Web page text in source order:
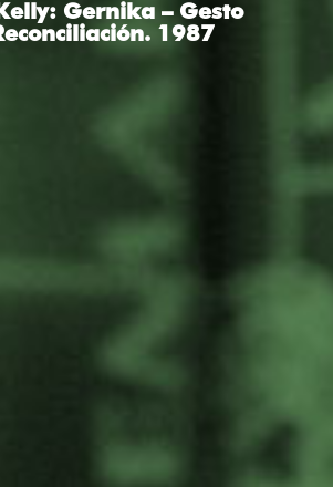
Gernika – Gesto
1987